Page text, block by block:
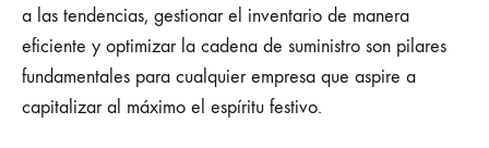
a las tendencias, gestionar el inventario de manera
eficiente y optimizar la cadena de suministro son pilares
fundamentales para cualquier empresa que aspire a
capitalizar al máximo el espíritu festivo.